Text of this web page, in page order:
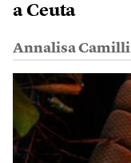
a Ceuta
Annalisa Camilli